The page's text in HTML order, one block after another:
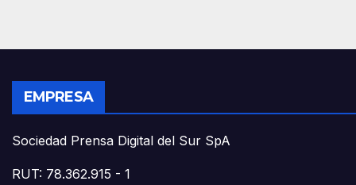
EMPRESA
Sociedad Prensa Digital del Sur SpA
RUT: 78.362.915 - 1